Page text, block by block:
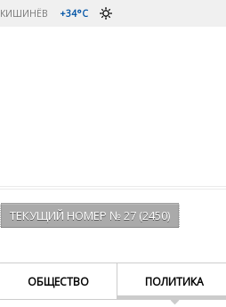
КИШИНЁВ +34°C
ТЕКУЩИЙ НОМЕР № 27 (2450)
ОБЩЕСТВО ПОЛИТИКА